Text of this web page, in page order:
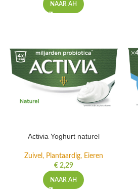
NAAR AH
Activia Yoghurt naturel
Zuivel, Plantaardig, Eieren
€2,29
NAAR AH